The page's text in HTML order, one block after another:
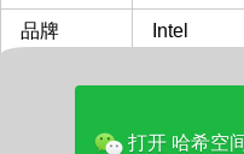
品牌 Intel
打开 哈希空